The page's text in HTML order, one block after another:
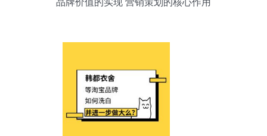
品牌价值的实现 营销策划的核心作用